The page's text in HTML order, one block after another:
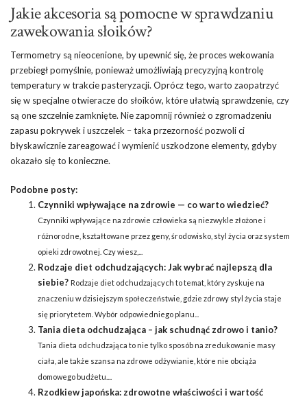
Jakie akcesoria są pomocne w sprawdzaniu
zawekowania słoików?
Termometry są nieocenione, by upewnić się, że proces wekowania
przebiegł pomyślnie, ponieważ umożliwiają precyzyjną kontrolę
temperatury w trakcie pasteryzacji. Oprócz tego, warto zaopatrzyć
się w specjalne otwieracze do słoików, które ułatwią sprawdzenie, czy
są one szczelnie zamknięte. Nie zapomnij również o zgromadzeniu
zapasu pokrywek i uszczelek – taka przezorność pozwoli ci
błyskawicznie zareagować i wymienić uszkodzone elementy, gdyby
okazało się to konieczne.
Podobne posty:
Czynniki wpływające na zdrowie — co warto wiedzieć?
Czynniki wpływające na zdrowie człowieka są niezwykle złożone i
różnorodne, kształtowane przez geny, środowisko, styl życia oraz system
opieki zdrowotnej. Czy wiesz,...
Rodzaje diet odchudzających: Jak wybrać najlepszą dla
siebie? Rodzaje diet odchudzających to temat, który zyskuje na
znaczeniu w dzisiejszym społeczeństwie, gdzie zdrowy styl życia staje
się priorytetem. Wybór odpowiedniego planu...
Tania dieta odchudzająca – jak schudnąć zdrowo i tanio?
Tania dieta odchudzająca to nie tylko sposób na zredukowanie masy
ciała, ale także szansa na zdrowe odżywianie, które nie obciąża
domowego budżetu....
Rzodkiew japońska: zdrowotne właściwości i wartość